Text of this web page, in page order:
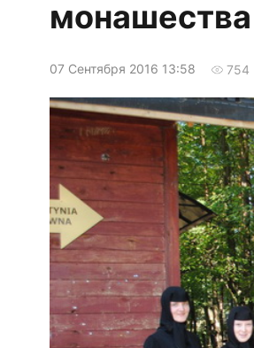
07 Сентября 2016 13:58 754